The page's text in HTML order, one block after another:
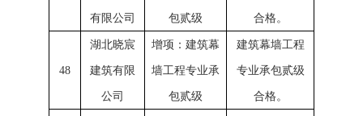
有限公司 包贰级 合格。
48
湖北晓宸
建筑有限
公司
增项：建筑幕
墙工程专业承
包贰级
建筑幕墙工程
专业承包贰级
合格。